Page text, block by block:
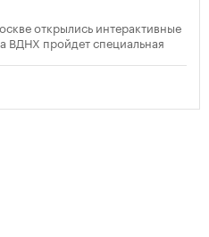
открылись интерактивные
ВДНХ пройдет специальная